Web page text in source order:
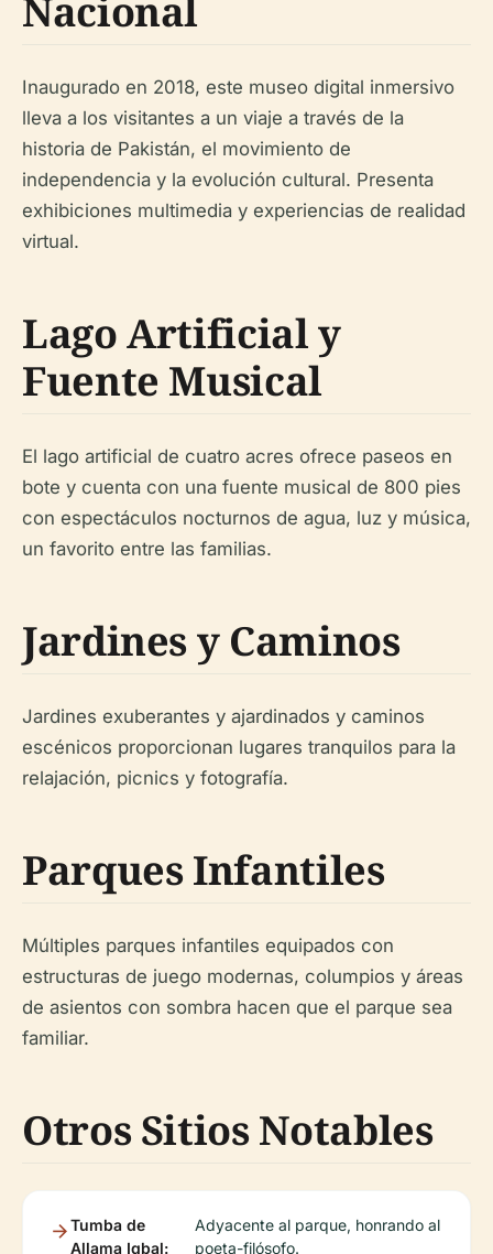
Nacional
Inaugurado en 2018, este museo digital inmersivo
lleva a los visitantes a un viaje a través de la
historia de Pakistán, el movimiento de
independencia y la evolución cultural. Presenta
exhibiciones multimedia y experiencias de realidad
virtual.
Lago Artificial y
Fuente Musical
El lago artificial de cuatro acres ofrece paseos en
bote y cuenta con una fuente musical de 800 pies
con espectáculos nocturnos de agua, luz y música,
un favorito entre las familias.
Jardines y Caminos
Jardines exuberantes y ajardinados y caminos
escénicos proporcionan lugares tranquilos para la
relajación, picnics y fotografía.
Parques Infantiles
Múltiples parques infantiles equipados con
estructuras de juego modernas, columpios y áreas
de asientos con sombra hacen que el parque sea
familiar.
Otros Sitios Notables
Tumba de
Allama Iqbal:
Adyacente al parque, honrando al
poeta-filósofo.